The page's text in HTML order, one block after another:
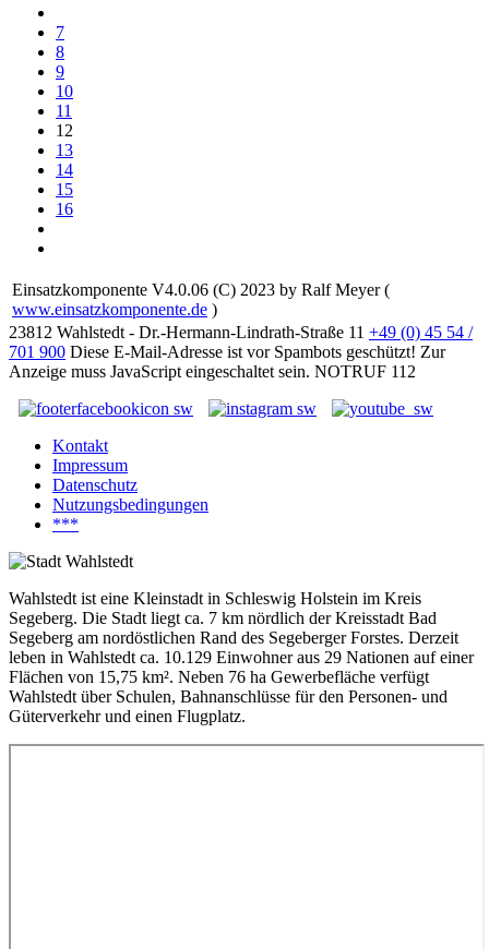
7
8
9
10
11
12
13
14
15
16
Einsatzkomponente V4.0.06 (C) 2023 by Ralf Meyer (
www.einsatzkomponente.de )
23812 Wahlstedt - Dr.-Hermann-Lindrath-Straße 11 +49 (0) 45 54 /
701 900 Diese E-Mail-Adresse ist vor Spambots geschützt! Zur
Anzeige muss JavaScript eingeschaltet sein. NOTRUF 112
Kontakt
Impressum
Datenschutz
Nutzungsbedingungen
***
Wahlstedt ist eine Kleinstadt in Schleswig Holstein im Kreis
Segeberg. Die Stadt liegt ca. 7 km nördlich der Kreisstadt Bad
Segeberg am nordöstlichen Rand des Segeberger Forstes. Derzeit
leben in Wahlstedt ca. 10.129 Einwohner aus 29 Nationen auf einer
Flächen von 15,75 km². Neben 76 ha Gewerbefläche verfügt
Wahlstedt über Schulen, Bahnanschlüsse für den Personen- und
Güterverkehr und einen Flugplatz.